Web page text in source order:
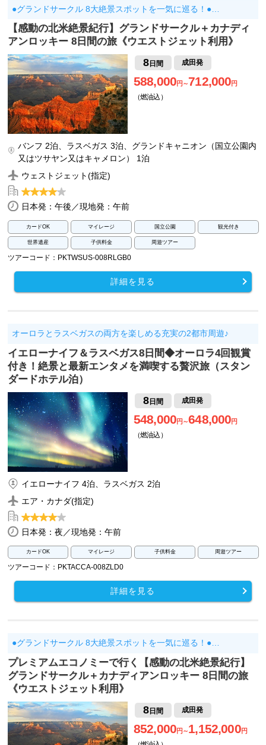
●グランドサークル 8大絶景スポットを一気に巡る！●…
【感動の北米絶景紀行】グランドサークル＋カナディ
アンロッキー 8日間の旅《ウエストジェット利用》
8日間 成田発
588,000円～712,000円
（燃油込）
バンフ 2泊、ラスベガス 3泊、グランドキャニオン（国立公園内
又はツサヤン又はキャメロン） 1泊
ウェストジェット(指定)
日本発：午後／現地発：午前
カードOK マイレージ 国立公園 観光付き
世界遺産 子供料金 周遊ツアー
ツアーコード：PKTWSUS-008RLGB0
詳細を見る
オーロラとラスベガスの両方を楽しめる充実の2都市周遊♪
イエローナイフ＆ラスベガス8日間◆オーロラ4回観賞
付き！絶景と最新エンタメを満喫する贅沢旅（スタン
ダードホテル泊）
8日間 成田発
548,000円～648,000円
（燃油込）
イエローナイフ 4泊、ラスベガス 2泊
エア・カナダ(指定)
日本発：夜／現地発：午前
カードOK マイレージ 子供料金 周遊ツアー
ツアーコード：PKTACCA-008ZLD0
詳細を見る
●グランドサークル 8大絶景スポットを一気に巡る！●…
プレミアムエコノミーで行く【感動の北米絶景紀行】
グランドサークル＋カナディアンロッキー 8日間の旅
《ウエストジェット利用》
8日間 成田発
852,000円～1,152,000円